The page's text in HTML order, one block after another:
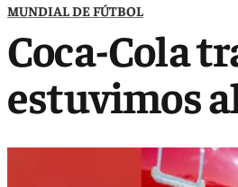
MUNDIAL DE FÚTBOL
Coca-Cola
estuvimos